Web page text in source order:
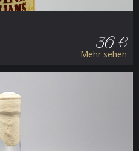
36 €
Mehr sehen